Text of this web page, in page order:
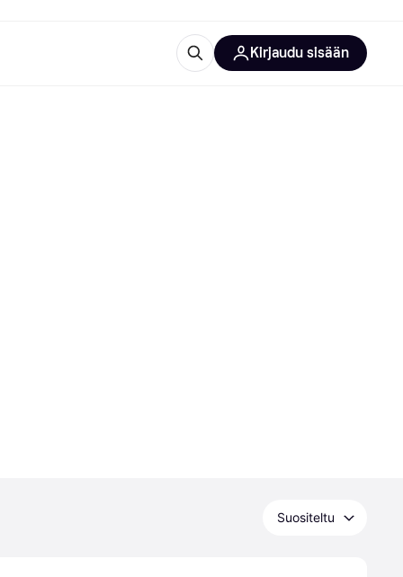
Kirjaudu sisään
Suositeltu